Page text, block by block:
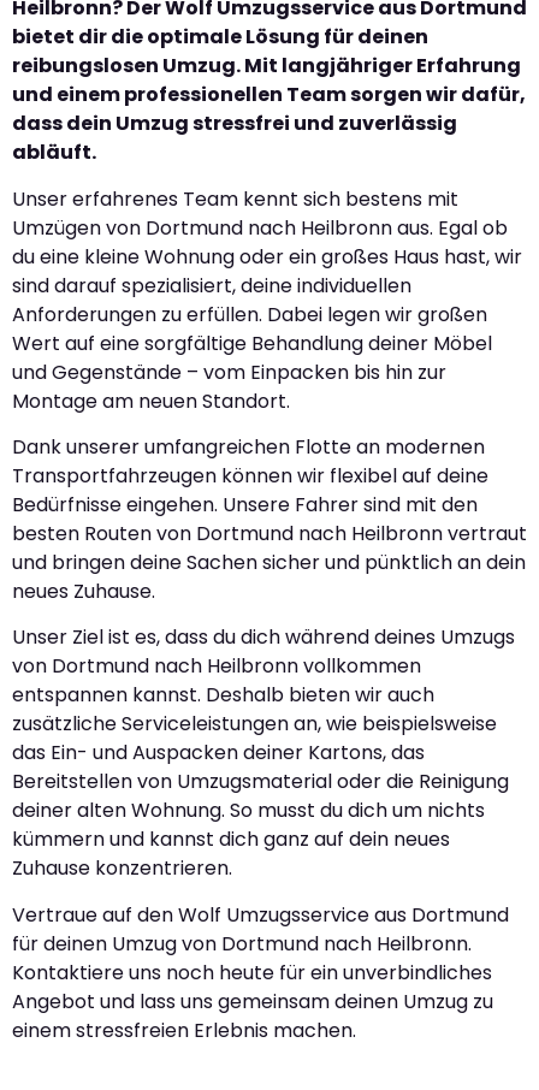
Heilbronn? Der Wolf Umzugsservice aus Dortmund
bietet dir die optimale Lösung für deinen
reibungslosen Umzug. Mit langjähriger Erfahrung
und einem professionellen Team sorgen wir dafür,
dass dein Umzug stressfrei und zuverlässig
abläuft.
Unser erfahrenes Team kennt sich bestens mit
Umzügen von Dortmund nach Heilbronn aus. Egal ob
du eine kleine Wohnung oder ein großes Haus hast, wir
sind darauf spezialisiert, deine individuellen
Anforderungen zu erfüllen. Dabei legen wir großen
Wert auf eine sorgfältige Behandlung deiner Möbel
und Gegenstände – vom Einpacken bis hin zur
Montage am neuen Standort.
Dank unserer umfangreichen Flotte an modernen
Transportfahrzeugen können wir flexibel auf deine
Bedürfnisse eingehen. Unsere Fahrer sind mit den
besten Routen von Dortmund nach Heilbronn vertraut
und bringen deine Sachen sicher und pünktlich an dein
neues Zuhause.
Unser Ziel ist es, dass du dich während deines Umzugs
von Dortmund nach Heilbronn vollkommen
entspannen kannst. Deshalb bieten wir auch
zusätzliche Serviceleistungen an, wie beispielsweise
das Ein- und Auspacken deiner Kartons, das
Bereitstellen von Umzugsmaterial oder die Reinigung
deiner alten Wohnung. So musst du dich um nichts
kümmern und kannst dich ganz auf dein neues
Zuhause konzentrieren.
Vertraue auf den Wolf Umzugsservice aus Dortmund
für deinen Umzug von Dortmund nach Heilbronn.
Kontaktiere uns noch heute für ein unverbindliches
Angebot und lass uns gemeinsam deinen Umzug zu
einem stressfreien Erlebnis machen.